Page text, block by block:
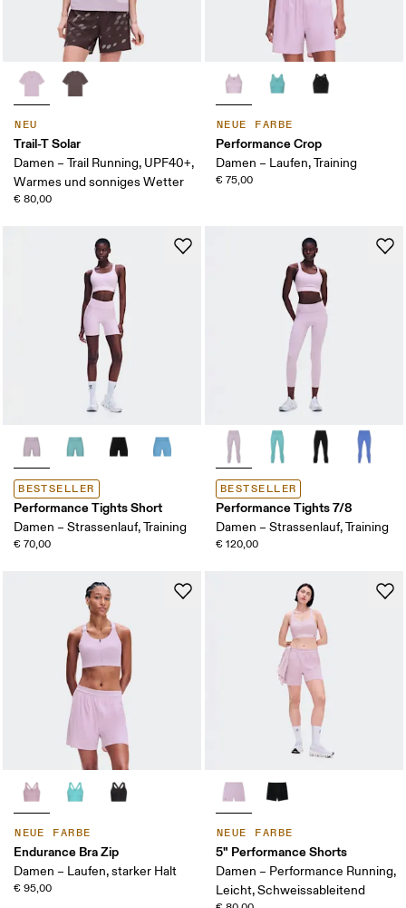
NEU
Trail-T Solar
Damen – Trail Running, UPF40+,
Warmes und sonniges Wetter
€ 80,00
NEUE FARBE
Performance Crop
Damen – Laufen, Training
€ 75,00
BESTSELLER
Performance Tights Short
Damen – Strassenlauf, Training
€ 70,00
BESTSELLER
Performance Tights 7/8
Damen – Strassenlauf, Training
€ 120,00
NEUE FARBE
Endurance Bra Zip
Damen – Laufen, starker Halt
€ 95,00
NEUE FARBE
5" Performance Shorts
Damen – Performance Running,
Leicht, Schweissableitend